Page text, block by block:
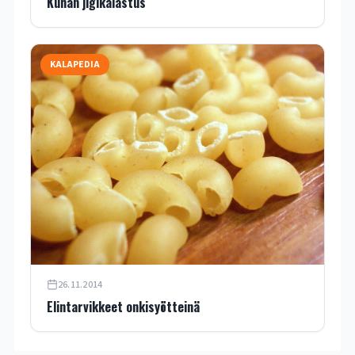
KALAPEDIA
26.11.2014
Elintarvikkeet onkisyötteinä